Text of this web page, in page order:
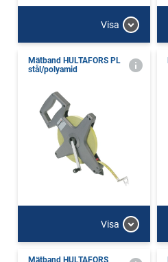
Visa
Mätband HULTAFORS PL
stål/polyamid
Visa
Mätband HULTAFORS